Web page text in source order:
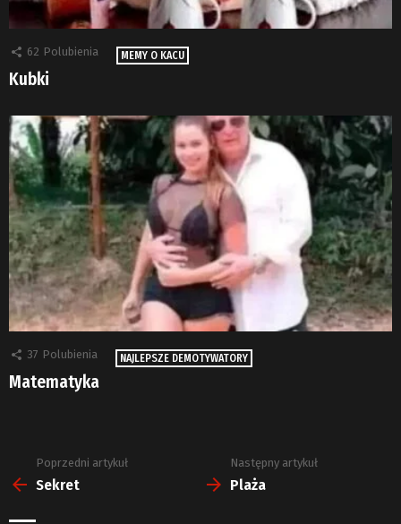
62 Polubienia MEMY O KACU
Kubki
37 Polubienia NAJLEPSZE DEMOTYWATORY
Matematyka
Zobacz
więcej
Poprzedni artykuł
Sekret
Następny artykuł
Plaża